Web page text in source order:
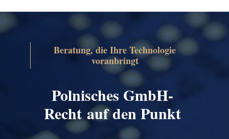
Beratung, die Ihre Technologie
voranbringt
Polnisches GmbH-
Recht auf den Punkt